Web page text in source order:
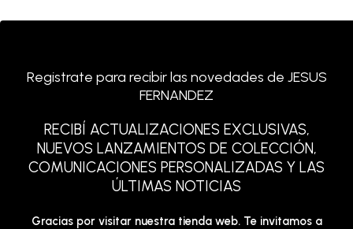
Registrate para recibir las novedades de JESUS
FERNANDEZ
RECIBÍ ACTUALIZACIONES EXCLUSIVAS,
NUEVOS LANZAMIENTOS DE COLECCIÓN,
COMUNICACIONES PERSONALIZADAS Y LAS
ÚLTIMAS NOTICIAS
Gracias por visitar nuestra tienda web. Te invitamos a